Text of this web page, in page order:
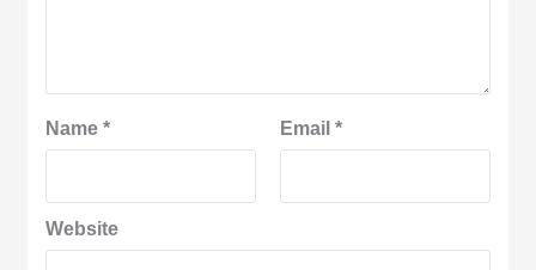
Name* Email *
Website